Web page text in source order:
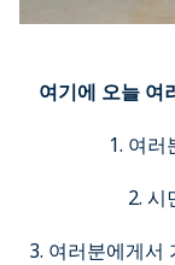
여기에 오늘 여
1. 여
2. 시
3. 여러분에게